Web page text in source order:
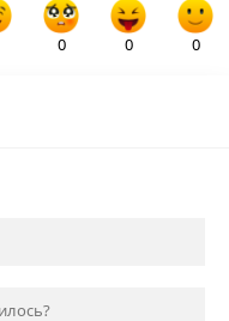
0 0 0